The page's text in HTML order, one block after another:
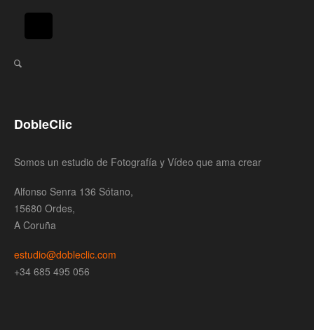
DobleClic
Somos un estudio de Fotografía y Vídeo que ama crear
Alfonso Senra 136 Sótano,
15680 Ordes,
A Coruña
estudio@dobleclic.com
+34 685 495 056